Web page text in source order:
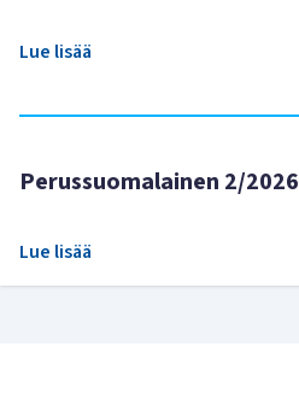
Lue lisää
Perussuomalainen 2/2026
Lue lisää